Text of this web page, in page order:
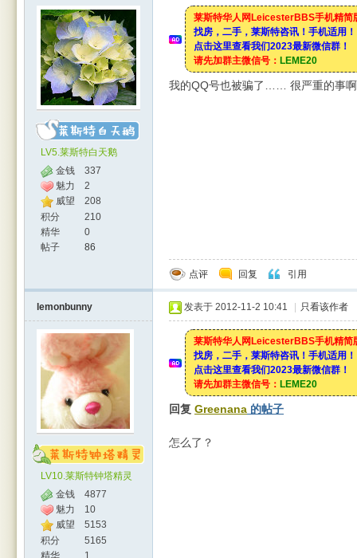
LV5.莱斯特白天鹅
金钱
337
魅力
2
威望
208
积分
210
精华
0
帖子
86
莱斯特华人网LeicesterBBS手机精简
找房，二手，莱斯特咨讯！手机适用！
点击这里查看我们2023最新微信群！
请先加群主微信号： LEME20
我的QQ号也被骗了…… 很严重的事
点评 回复 引用
lemonbunny
LV10.莱斯特钟塔精灵
金钱
4877
魅力
10
威望
5153
积分
5165
精华
1
发表于 2012-11-2 10:41 只看该作者
莱斯特华人网LeicesterBBS手机精简
找房，二手，莱斯特咨讯！手机适用！
点击这里查看我们2023最新微信群！
请先加群主微信号： LEME20
回复 Greenana 的帖子
怎么了？